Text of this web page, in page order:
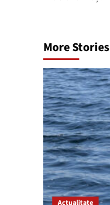
More Stories